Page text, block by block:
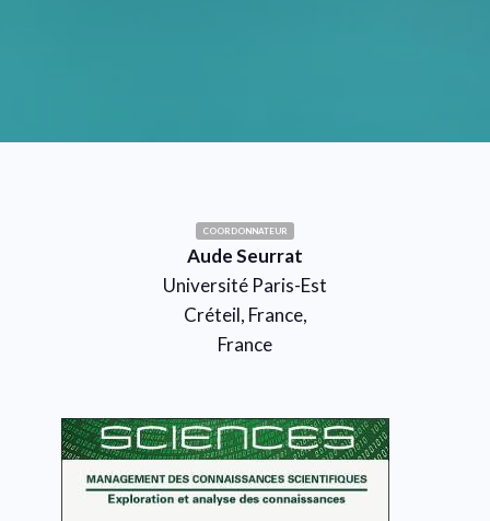
COORDONNATEUR
Aude Seurrat
Université Paris-Est
Créteil, France,
France